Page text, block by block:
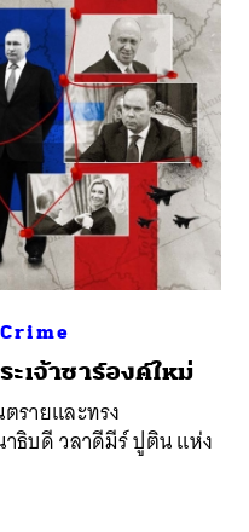
เจ้าซาร์องค์ใหม่
รายและทรง
ธิบดี วลาดีมีร์ ปูติน แห่ง